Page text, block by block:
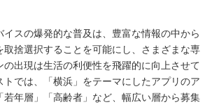
イスの爆発的な普及は、豊富な情報の中から
取捨選択することを可能にし、さまざまな専
の出現は生活の利便性を飛躍的に向上させて
トでは、「横浜」をテーマにしたアプリのア
若年層」「高齢者」など、幅広い層から募集